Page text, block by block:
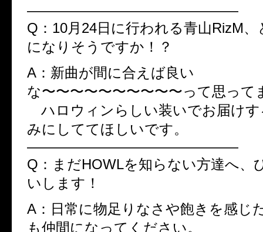
———————————————
Q：10月24日に行われる青山RizM
になりそうですか！？
A：新曲が間に合えば良い
な〜〜〜〜〜〜〜〜〜〜って思って
ハロウィンらしい装いでお届けす
みにしててほしいです。
———————————————
Q：まだHOWLを知らない方達へ、
いします！
A：日常に物足りなさや飽きを感じ
も仲間になってください。